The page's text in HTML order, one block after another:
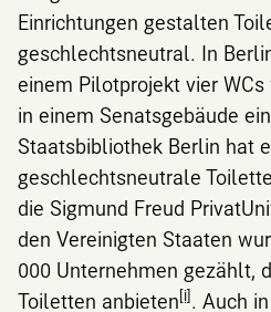
Einrichtungen gestalten
geschlechtsneutral. In
einem Pilotprojekt vier
in einem Senatsgebäude
Staatsbibliothek Berlin hat
geschlechtsneutrale
die Sigmund Freud
den Vereinigten Staaten
000 Unternehmen gezählt,
Toiletten anbieten[i]. Auch